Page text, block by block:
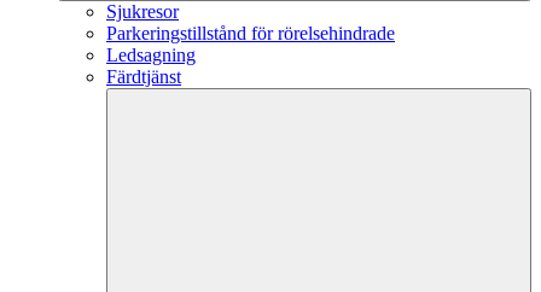
Sjukresor
Parkeringstillstånd för rörelsehindrade
Ledsagning
Färdtjänst